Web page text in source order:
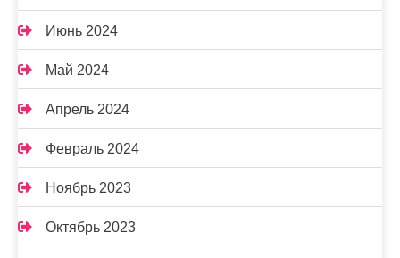
Июнь 2024
Май 2024
Апрель 2024
Февраль 2024
Ноябрь 2023
Октябрь 2023